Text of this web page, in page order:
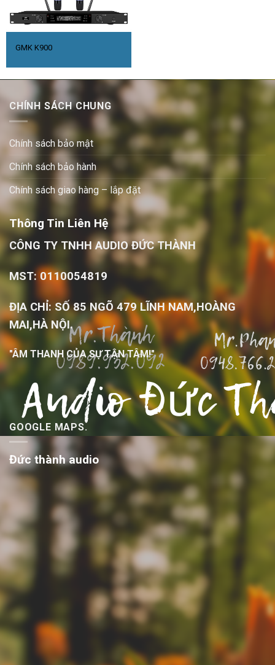
GMK K900
CHÍNH SÁCH CHUNG
Chính sách bảo mật
Chính sách bảo hành
Chính sách giao hàng – lắp đặt
Thông Tin Liên Hệ
CÔNG TY TNHH AUDIO ĐỨC THÀNH
MST: 0110054819
ĐỊA CHỈ: SỐ 85 NGÕ 479 LĨNH NAM,HOÀNG
MAI,HÀ NỘI.
"ÂM THANH CỦA SỰ TẬN TÂM!"
GOOGLE MAPS.
Đức thành audio